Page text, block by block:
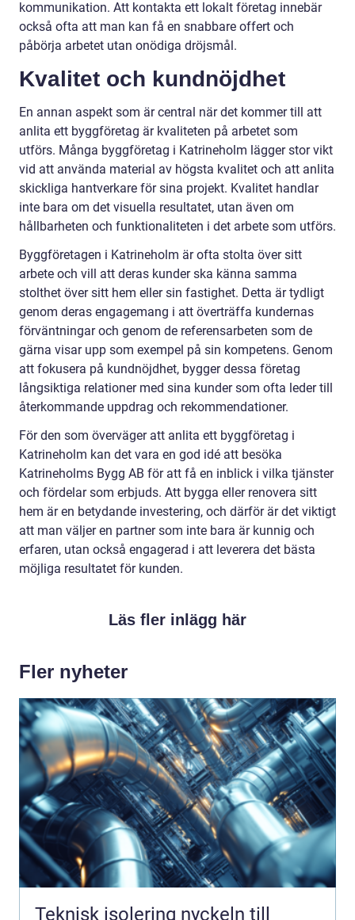
kommunikation. Att kontakta ett lokalt företag innebär
också ofta att man kan få en snabbare offert och
påbörja arbetet utan onödiga dröjsmål.
Kvalitet och kundnöjdhet
En annan aspekt som är central när det kommer till att
anlita ett byggföretag är kvaliteten på arbetet som
utförs. Många byggföretag i Katrineholm lägger stor vikt
vid att använda material av högsta kvalitet och att anlita
skickliga hantverkare för sina projekt. Kvalitet handlar
inte bara om det visuella resultatet, utan även om
hållbarheten och funktionaliteten i det arbete som utförs.
Byggföretagen i Katrineholm är ofta stolta över sitt
arbete och vill att deras kunder ska känna samma
stolthet över sitt hem eller sin fastighet. Detta är tydligt
genom deras engagemang i att överträffa kundernas
förväntningar och genom de referensarbeten som de
gärna visar upp som exempel på sin kompetens. Genom
att fokusera på kundnöjdhet, bygger dessa företag
långsiktiga relationer med sina kunder som ofta leder till
återkommande uppdrag och rekommendationer.
För den som överväger att anlita ett byggföretag i
Katrineholm kan det vara en god idé att besöka
Katrineholms Bygg AB för att få en inblick i vilka tjänster
och fördelar som erbjuds. Att bygga eller renovera sitt
hem är en betydande investering, och därför är det viktigt
att man väljer en partner som inte bara är kunnig och
erfaren, utan också engagerad i att leverera det bästa
möjliga resultatet för kunden.
Läs fler inlägg här
Fler nyheter
Teknisk isolering nyckeln till